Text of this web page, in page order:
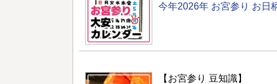
今年2026年 お宮参り お日
【お宮参り 豆知識】